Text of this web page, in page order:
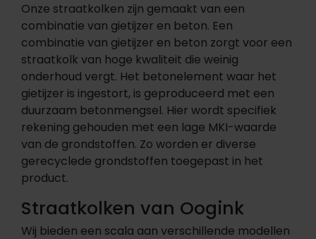
Onze straatkolken zijn gemaakt van een
combinatie van gietijzer en beton. Een
combinatie van gietijzer en beton zorgt voor een
straatkolk van hoge kwaliteit die weinig
onderhoud vergt. Het betonelement waar het
gietijzer is ingestort, is geproduceerd met een
duurzaam betonmengsel. Hier wordt specifiek
rekening gehouden met een lage MKI-waarde
van de grondstoffen. Zo worden er diverse
gerecyclede grondstoffen toegepast in het
product.
Straatkolken van Oogink
Wij bieden een scala aan verschillende modellen